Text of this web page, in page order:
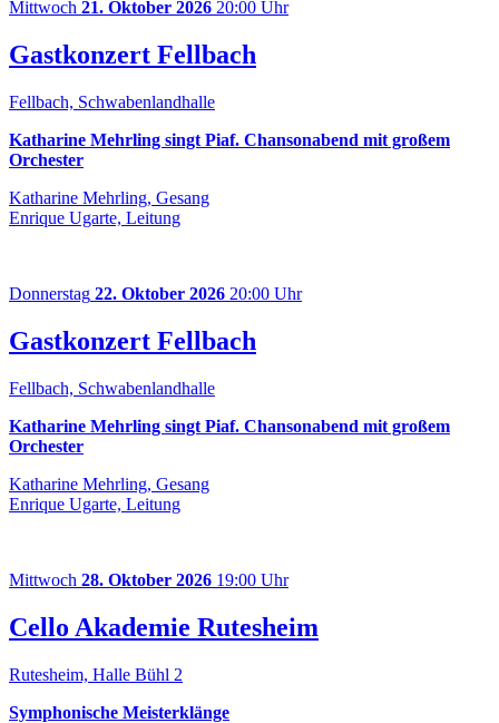
Mittwoch 21. Oktober 2026 20:00 Uhr
Gastkonzert Fellbach
Fellbach, Schwabenlandhalle
Katharine Mehrling singt Piaf. Chansonabend mit großem
Orchester
Katharine Mehrling, Gesang
Enrique Ugarte, Leitung
Donnerstag 22. Oktober 2026 20:00 Uhr
Gastkonzert Fellbach
Fellbach, Schwabenlandhalle
Katharine Mehrling singt Piaf. Chansonabend mit großem
Orchester
Katharine Mehrling, Gesang
Enrique Ugarte, Leitung
Mittwoch 28. Oktober 2026 19:00 Uhr
Cello Akademie Rutesheim
Rutesheim, Halle Bühl 2
Symphonische Meisterklänge